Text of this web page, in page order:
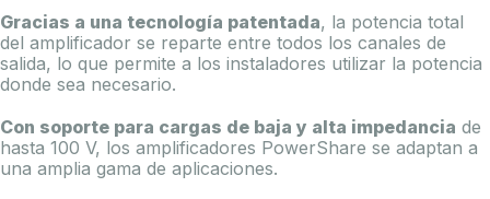
Gracias a una tecnología patentada, la potencia total
del amplificador se reparte entre todos los canales de
salida, lo que permite a los instaladores utilizar la potencia
donde sea necesario.
Con soporte para cargas de baja y alta impedancia de
hasta 100 V, los amplificadores PowerShare se adaptan a
una amplia gama de aplicaciones.